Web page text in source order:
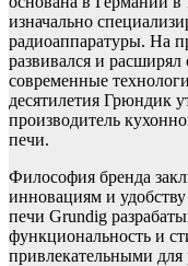
изначально
радиоаппаратуры. На
развивался и
современные
десятилетия Грюндик
производитель
печи.
Философия бренда
инновациям и
печи Grundig
функциональность и
привлекательными для